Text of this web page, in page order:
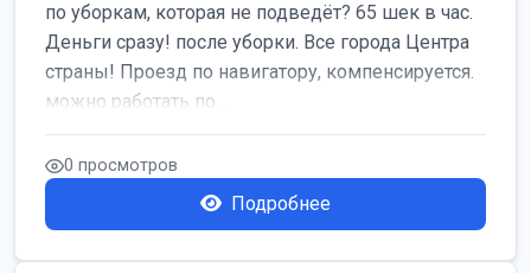
по уборкам, которая не подведёт? 65 шек в час.
Деньги сразу! после уборки. Все города Центра
страны! Проезд по навигатору, компенсируется.
можно работать по...
0 просмотров
Подробнее